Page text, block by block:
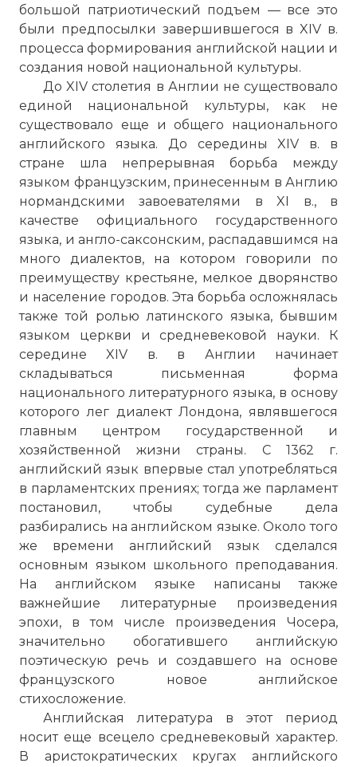
большой патриотический подъем — все это
были предпосылки завершившегося в XIV в.
процесса формирования английской нации и
создания новой национальной культуры.
До XIV столетия в Англии не существовало
единой национальной культуры, как не
существовало еще и общего национального
английского языка. До середины XIV в. в
стране шла непрерывная борьба между
языком французским, принесенным в Англию
нормандскими завоевателями в XI в., в
качестве официального государственного
языка, и англо-саксонским, распадав­шимся на
много диалектов, на котором говорили по
преимуществу крестьяне, мелкое дворянство
и население городов. Эта борьба осложнялась
также той ролью латинского языка, бывшим
языком церкви и средневековой науки. К
середине XIV в. в Англии начинает
складываться письменная форма
национального литературного языка, в основу
которого лег диалект Лондона, являвшегося
главным центром государственной и
хозяйствен­ной жизни страны. С 1362 г.
английский язык впервые стал употребляться
в парламентских прениях; тогда же парламент
постановил, чтобы судебные дела
разбирались на английском языке. Около того
же времени английский язык сделался
основным языком школьного преподавания.
На английском языке написаны также
важнейшие литературные произведения
эпохи, в том числе произведения Чосера,
значительно обогатившего английскую
поэтическую речь и создавшего на основе
французского новое английское
стихосложение.
Английская литература в этот период
носит еще всецело средневековый характер.
В аристократических кругах английского